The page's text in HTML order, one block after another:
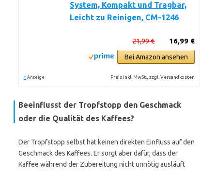
System, Kompakt und Tragbar,
Leicht zu Reinigen, CM-1246
16,99 €
21,99 €
Bei Amazon ansehen
* Anzeige Preis inkl. MwSt., zzgl. Versandkosten
Beeinflusst der Tropfstopp den Geschmack
oder die Qualität des Kaffees?
Der Tropfstopp selbst hat keinen direkten Einfluss auf den
Geschmack des Kaffees. Er sorgt aber dafür, dass der
Kaffee während der Zubereitung nicht unnötig ausläuft